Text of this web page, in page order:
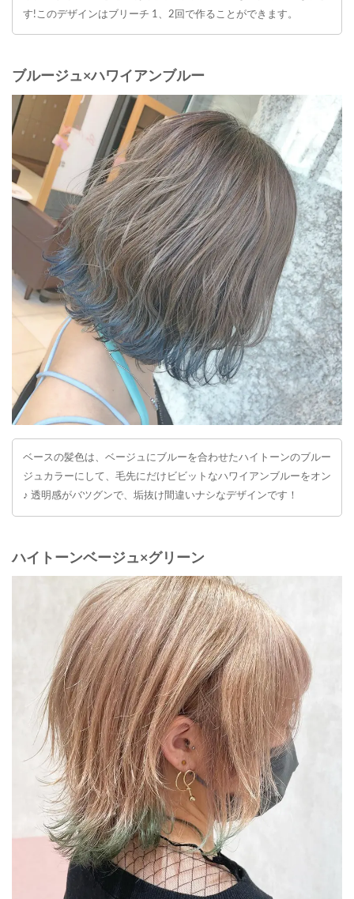
す!このデザインはブリーチ 1、2回で作ることができます。
ブルージュ×ハワイアンブルー
ベースの髪色は、ベージュにブルーを合わせたハイトーンのブルー
ジュカラーにして、毛先にだけビビットなハワイアンブルーをオン
♪ 透明感がバツグンで、垢抜け間違いナシなデザインです！
ハイトーンベージュ×グリーン